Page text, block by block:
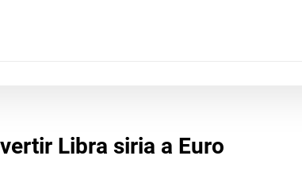
Libra siria a Euro